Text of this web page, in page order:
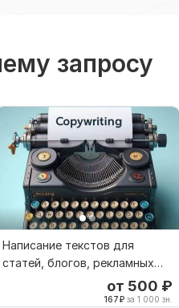
запросу
Написание текстов для
статей, блогов, рекламных
материалов, постовот 500 ₽
167₽ за 1 000 зн.